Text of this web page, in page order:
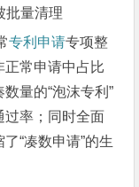
批量清理
专利申请专项整
正常申请中占比
量的“泡沫专利”
过率；同时全面
“凑数申请”的生